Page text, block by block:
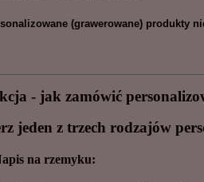
(grawerowane) produkty
- jak zamówić
jeden z trzech rodzajów
na rzemyku: